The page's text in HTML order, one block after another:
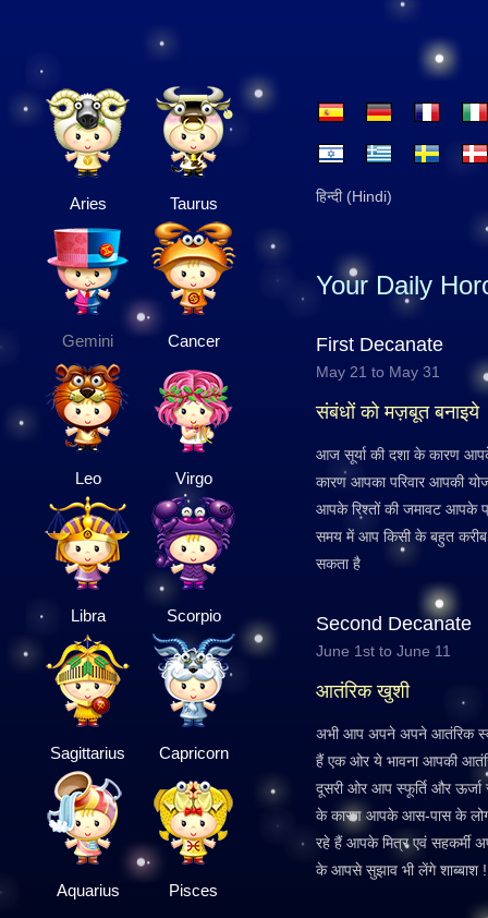
Aries Taurus
Gemini Cancer
Leo Virgo
Libra Scorpio
Sagittarius Capricorn
Aquarius Pisces
हिन्दी (Hindi)
Your Daily
First Decanate
May 21 to May 31
संबंधों को मज़बूत बनाइये
आज सूर्या की दशा के कारण आपके
कारण आपका परिवार आपकी
आपके रिश्तों की जमावट आपके
समय में आप किसी के बहुत करीब
सकता है
Second Decanate
June 1st to June 11
आतंरिक खुशी
अभी आप अपने अपने आतंरिक
हैं एक ओर ये भावना आपकी आतंरिक
दूसरी ओर आप स्फूर्ति और
के कारण आपके आस-पास के
रहे हैं आपके मित्र एवं सहकर्मी
के आपसे सुझाव भी लेंगे शाब्बाश